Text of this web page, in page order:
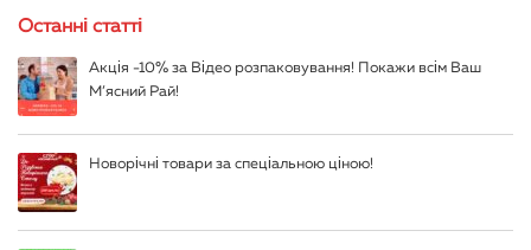
Останні статті
Акція -10% за Відео розпаковування! Покажи всім Ваш
М’ясний Рай!
Новорічні товари за спеціальною ціною!